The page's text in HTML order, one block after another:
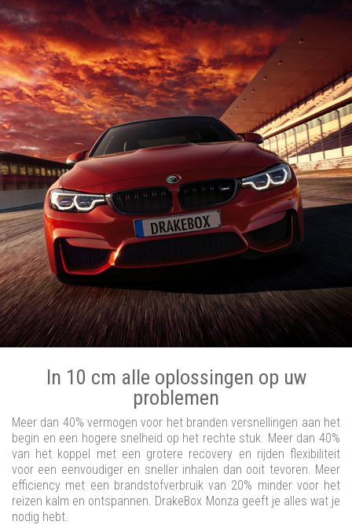
In 10 cm alle oplossingen op uw
problemen
Meer dan 40% vermogen voor het branden versnellingen aan het
begin en een hogere snelheid op het rechte stuk. Meer dan 40%
van het koppel met een grotere recovery en rijden flexibiliteit
voor een eenvoudiger en sneller inhalen dan ooit tevoren. Meer
efficiency met een brandstofverbruik van 20% minder voor het
reizen kalm en ontspannen. DrakeBox Monza geeft je alles wat je
nodig hebt.